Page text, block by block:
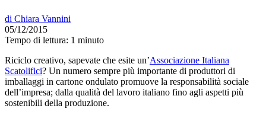
di Chiara Vannini
05/12/2015
Tempo di lettura: 1 minuto
Riciclo creativo, sapevate che esite un’Associazione Italiana
Scatolifici? Un numero sempre più importante di produttori di
imballaggi in cartone ondulato promuove la responsabilità sociale
dell’impresa; dalla qualità del lavoro italiano fino agli aspetti più
sostenibili della produzione.